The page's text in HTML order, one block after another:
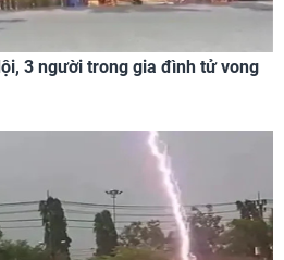
3 người trong gia đình tử vong